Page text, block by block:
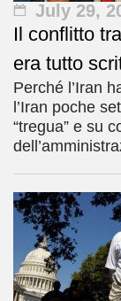
July 29,
Il conflitto
era tutto
Perché l’Iran
l’Iran poche
“tregua” e su